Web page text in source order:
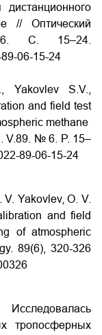
// Оптический
С. 15–24.
06-15-24
Yakovlev S.V.,
and field test
methane
V.89. № 6. P. 15–
89-06-15-24
Yakovlev, O. V.
and field
of atmospheric
89(6), 320-326
тропосферных